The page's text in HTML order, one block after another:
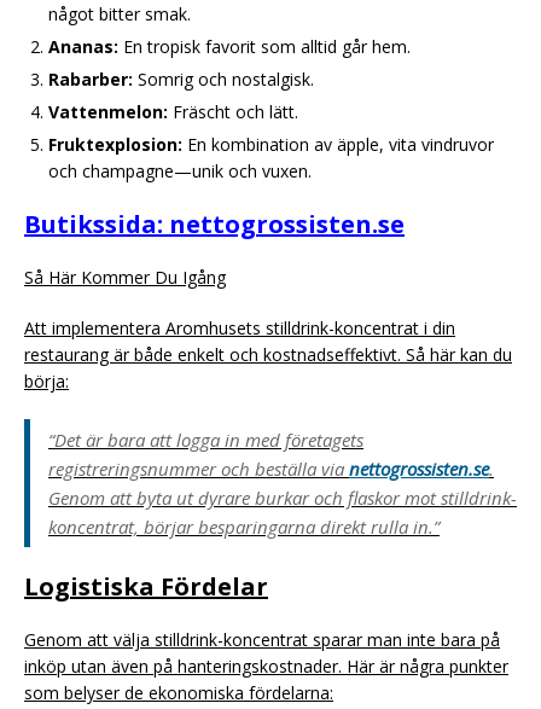
något bitter smak.
Ananas: En tropisk favorit som alltid går hem.
Rabarber: Somrig och nostalgisk.
Vattenmelon: Fräscht och lätt.
Fruktexplosion: En kombination av äpple, vita vindruvor
och champagne—unik och vuxen.
Butikssida: nettogrossisten.se
Så Här Kommer Du Igång
Att implementera Aromhusets stilldrink-koncentrat i din
restaurang är både enkelt och kostnadseffektivt. Så här kan du
börja:
“Det är bara att logga in med företagets
registreringsnummer och beställa via nettogrossisten.se.
Genom att byta ut dyrare burkar och flaskor mot stilldrink-
koncentrat, börjar besparingarna direkt rulla in.”
Logistiska Fördelar
Genom att välja stilldrink-koncentrat sparar man inte bara på
inköp utan även på hanteringskostnader. Här är några punkter
som belyser de ekonomiska fördelarna: